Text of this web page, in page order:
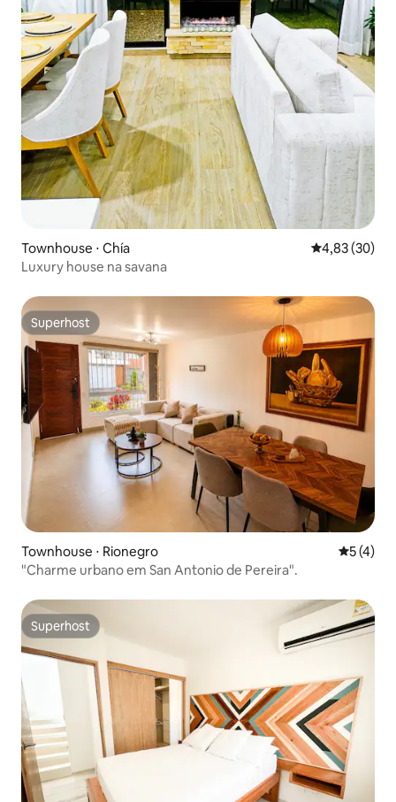
Townhouse ⋅ Chía 4,83 de uma
4,83 (30)
Luxury house na savana
Superhost
Superhost
Townhouse ⋅ Rionegro 5 de
5 (4)
"Charme urbano em San Antonio de Pereira".
Superhost
Superhost